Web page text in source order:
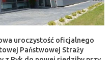
uroczystość oficjalnego
Państwowej Straży